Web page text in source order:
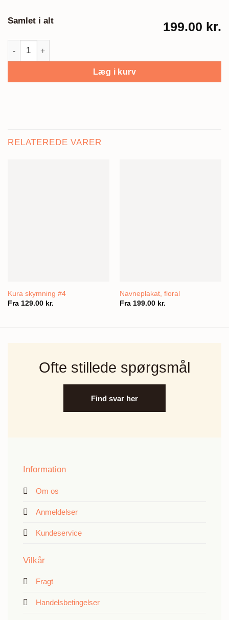
Samlet i alt 199.00 kr.
Træ-look plakat, sommerhuset antal
Læg i kurv
RELATEREDE VARER
Kura skymning #4
Fra 129.00 kr.
Navneplakat, floral
Fra 199.00 kr.
Ofte stillede spørgsmål
Find svar her
Information
Om os
Anmeldelser
Kundeservice
Vilkår
Fragt
Handelsbetingelser